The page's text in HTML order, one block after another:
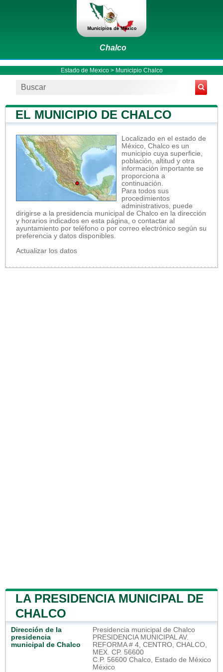
Chalco
Estado de Mexico> Municipio Chalco
EL MUNICIPIO DE CHALCO
Localizado en el estado de
México, Chalco es un
municipio cuya superficie,
población, altitud y otra
información importante se
proporciona a
continuación.
Para todos sus
procedimientos
administrativos, puede
dirigirse a la presidencia municipal de Chalco en la dirección
y horarios indicados en esta página, o contactar al
ayuntamiento por teléfono o por correo electrónico según su
preferencia y datos disponibles.
Actualizar los datos
LA PRESIDENCIA MUNICIPAL DE
CHALCO
Dirección de la
presidencia
municipal de Chalco
Presidencia municipal de Chalco
PRESIDENCIA MUNICIPAL AV.
REFORMA # 4, CENTRO, CHALCO,
MEX. CP. 56600
C.P. 56600 Chalco, Estado de México
México